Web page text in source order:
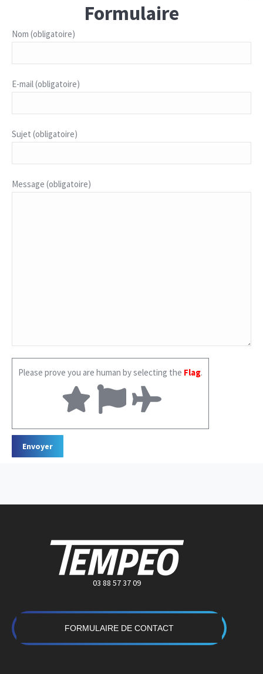
Formulaire
Nom (obligatoire)
E-mail (obligatoire)
Sujet (obligatoire)
Message (obligatoire)
Please prove you are human by selecting the Flag.
03 88 57 37 09
FORMULAIRE DE CONTACT